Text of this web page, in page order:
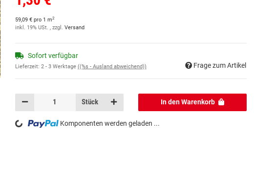
59,09 € pro 1 m2
inkl. 19% USt. , zzgl. Versand
Sofort verfügbar
Lieferzeit: 2 - 3 Werktage ((%s - Ausland abweichend)) Frage zum Artikel
Stück In den Warenkorb
Loading... Komponenten werden geladen ...